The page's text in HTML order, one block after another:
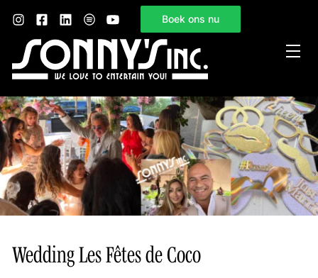
Boek ons nu
Home
Sonny’s Inc.
Mogelijkheden
Gelegenheden
Nieuws
Contact
Wedding Les Fêtes de Coco